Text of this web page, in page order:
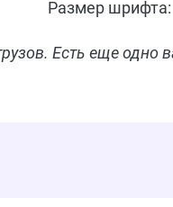
Размер шрифта:
Есть еще одно